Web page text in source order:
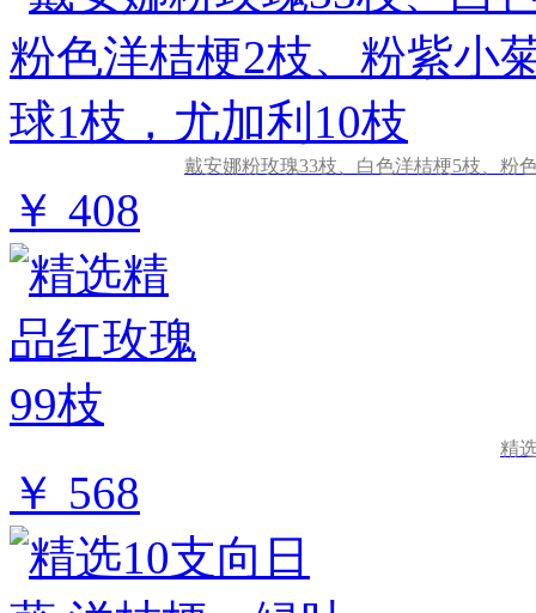
戴安娜粉玫瑰33枝、白色洋桔梗5枝、粉
￥ 408
精
￥ 568